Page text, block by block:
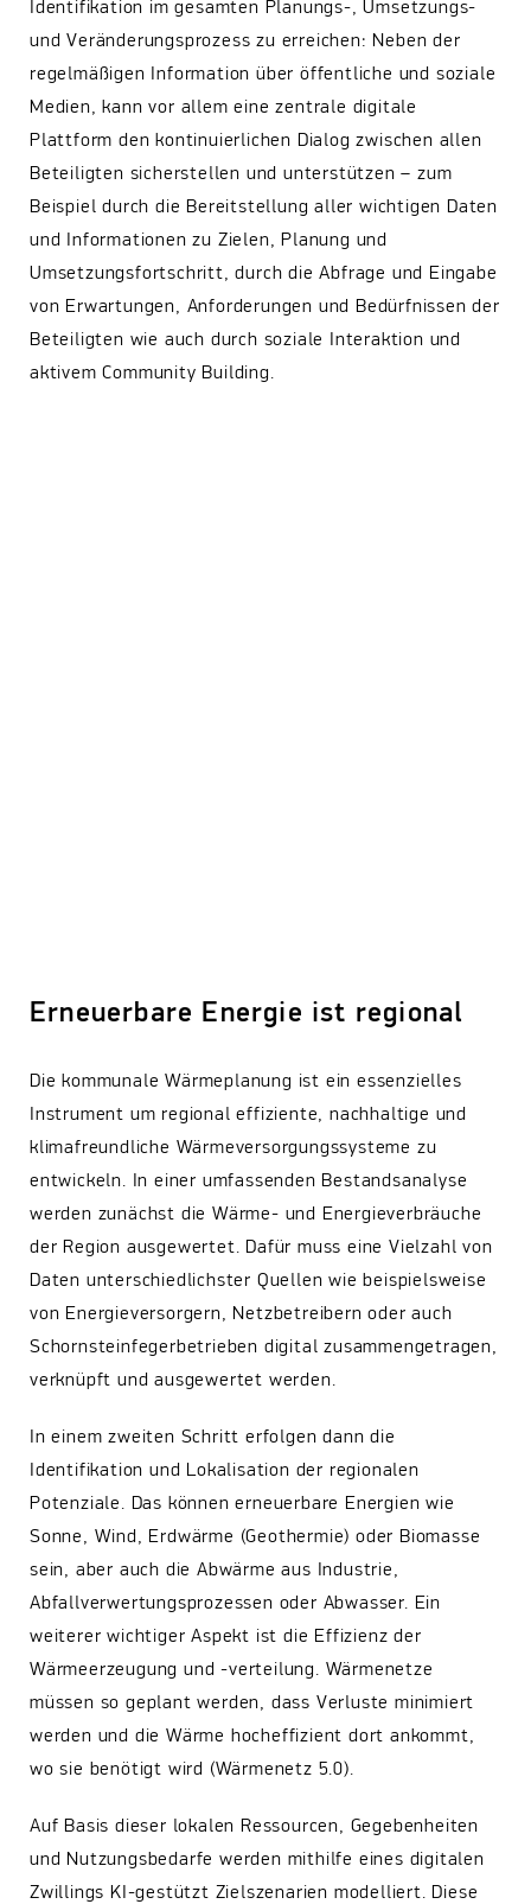
Identifikation im gesamten Planungs-, Umsetzungs-
und Veränderungsprozess zu erreichen: Neben der
regelmäßigen Information über öffentliche und soziale
Medien, kann vor allem eine zentrale digitale
Plattform den kontinuierlichen Dialog zwischen allen
Beteiligten sicherstellen und unterstützen – zum
Beispiel durch die Bereitstellung aller wichtigen Daten
und Informationen zu Zielen, Planung und
Umsetzungsfortschritt, durch die Abfrage und Eingabe
von Erwartungen, Anforderungen und Bedürfnissen der
Beteiligten wie auch durch soziale Interaktion und
aktivem Community Building.
Erneuerbare Energie ist regional
Die kommunale Wärmeplanung ist ein essenzielles
Instrument um regional effiziente, nachhaltige und
klimafreundliche Wärmeversorgungssysteme zu
entwickeln. In einer umfassenden Bestandsanalyse
werden zunächst die Wärme- und Energieverbräuche
der Region ausgewertet. Dafür muss eine Vielzahl von
Daten unterschiedlichster Quellen wie beispielsweise
von Energieversorgern, Netzbetreibern oder auch
Schornsteinfegerbetrieben digital zusammengetragen,
verknüpft und ausgewertet werden.
In einem zweiten Schritt erfolgen dann die
Identifikation und Lokalisation der regionalen
Potenziale. Das können erneuerbare Energien wie
Sonne, Wind, Erdwärme (Geothermie) oder Biomasse
sein, aber auch die Abwärme aus Industrie,
Abfallverwertungsprozessen oder Abwasser. Ein
weiterer wichtiger Aspekt ist die Effizienz der
Wärmeerzeugung und -verteilung. Wärmenetze
müssen so geplant werden, dass Verluste minimiert
werden und die Wärme hocheffizient dort ankommt,
wo sie benötigt wird (Wärmenetz 5.0).
Auf Basis dieser lokalen Ressourcen, Gegebenheiten
und Nutzungsbedarfe werden mithilfe eines digitalen
Zwillings KI-gestützt Zielszenarien modelliert. Diese